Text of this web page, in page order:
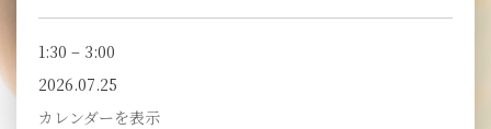
1:30 – 3:00
2026.07.25
カレンダーを表示